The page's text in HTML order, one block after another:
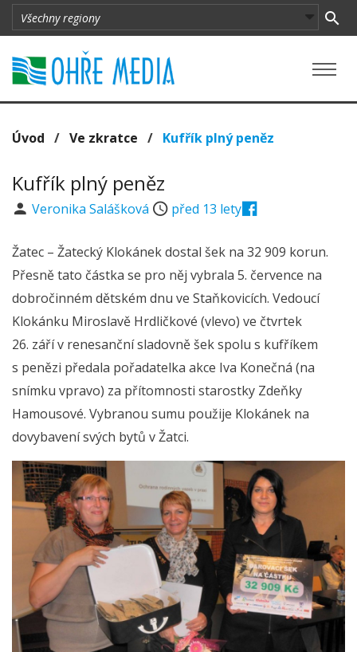
Úvod / Ve zkratce / Kufřík plný peněz
Kufřík plný peněz
Veronika Salášková před 13 lety
Žatec – Žatecký Klokánek dostal šek na 32 909 korun.
Přesně tato částka se pro něj vybrala 5. července na
dobročinném dětském dnu ve Staňkovicích. Vedoucí
Klokánku Miroslavě Hrdličkové (vlevo) ve čtvrtek
26. září v renesanční sladovně šek spolu s kufříkem
s penězi předala pořadatelka akce Iva Konečná (na
snímku vpravo) za přítomnosti starostky Zdeňky
Hamousové. Vybranou sumu použije Klokánek na
dovybavení svých bytů v Žatci.